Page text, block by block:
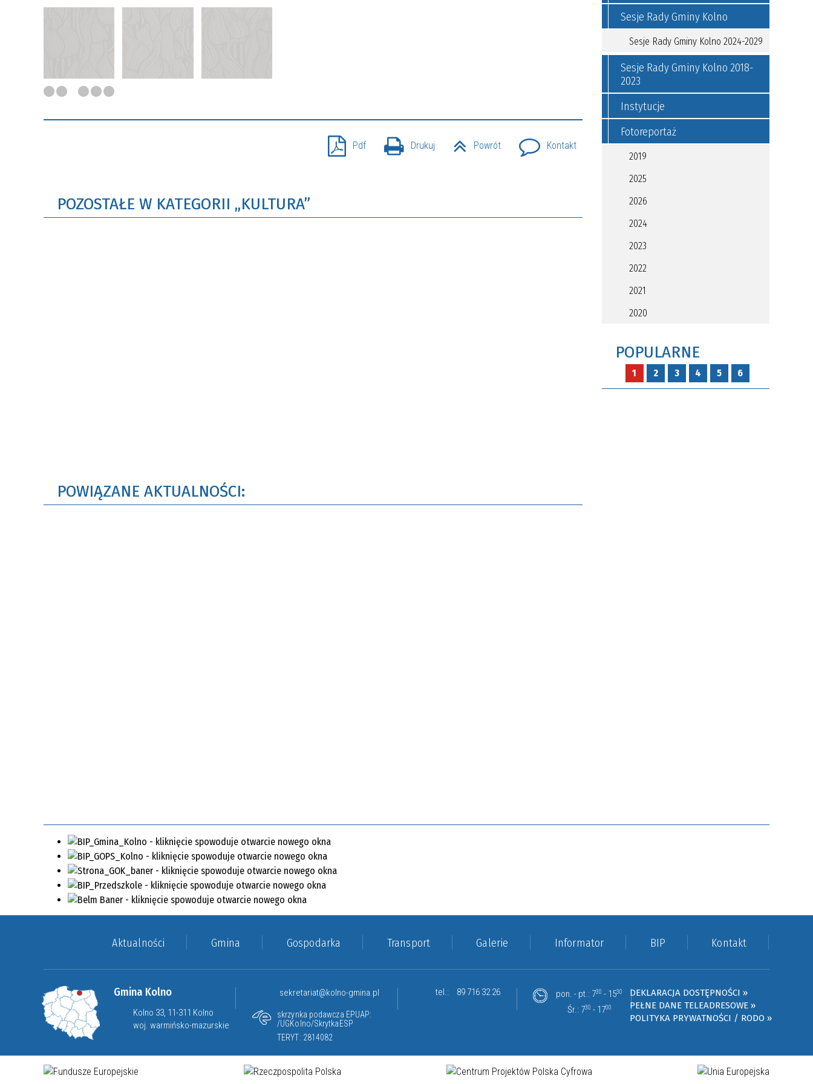
Pdf Drukuj Powrót Kontakt
POZOSTAŁE W KATEGORII „KULTURA”
POWIĄZANE AKTUALNOŚCI:
Sesje Rady Gminy Kolno
Sesje Rady Gminy Kolno 2024-2029
Sesje Rady Gminy Kolno 2018-
2023
Instytucje
Fotoreportaż
2019
2025
2026
2024
2023
2022
2021
2020
POPULARNE
1 2 3 4 5 6
Aktualności Gmina Gospodarka Transport Galerie Informator BIP Kontakt
Gmina Kolno
Kolno 33, 11-311 Kolno
woj. warmińsko-mazurskie
sekretariat@kolno-gmina.pl
skrzynka podawcza EPUAP:
/UGKolno/SkrytkaESP
TERYT: 2814082
tel.: 89 716 32 26 pon. - pt.: 730 - 1530
Śr.: 730 - 1700
DEKLARACJA DOSTĘPNOŚCI »
PEŁNE DANE TELEADRESOWE »
POLITYKA PRYWATNOŚCI / RODO »